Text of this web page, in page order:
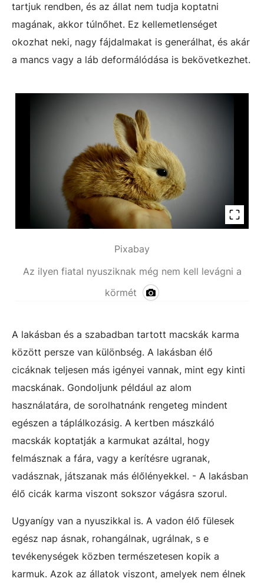
tartjuk rendben, és az állat nem tudja koptatni
magának, akkor túlnőhet. Ez kellemetlenséget
okozhat neki, nagy fájdalmakat is generálhat, és akár
a mancs vagy a láb deformálódása is bekövetkezhet.
Pixabay
Az ilyen fiatal nyusziknak még nem kell levágni a
körmét
A lakásban és a szabadban tartott macskák karma
között persze van különbség. A lakásban élő
cicáknak teljesen más igényei vannak, mint egy kinti
macskának. Gondoljunk például az alom
használatára, de sorolhatnánk rengeteg mindent
egészen a táplálkozásig. A kertben mászkáló
macskák koptatják a karmukat azáltal, hogy
felmásznak a fára, vagy a kerítésre ugranak,
vadásznak, játszanak más élőlényekkel. - A lakásban
élő cicák karma viszont sokszor vágásra szorul.
Ugyanígy van a nyuszikkal is. A vadon élő fülesek
egész nap ásnak, rohangálnak, ugrálnak, s e
tevékenységek közben természetesen kopik a
karmuk. Azok az állatok viszont, amelyek nem élnek